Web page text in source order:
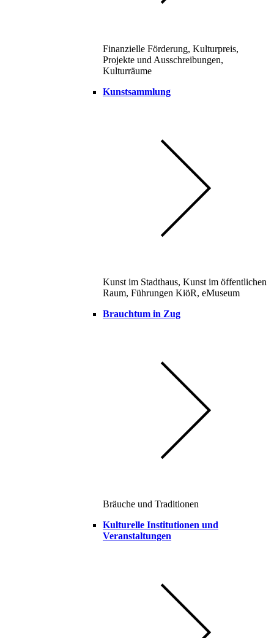
Finanzielle Förderung, Kulturpreis,
Projekte und Ausschreibungen,
Kulturräume
Kunstsammlung
Kunst im Stadthaus, Kunst im öffentlichen
Raum, Führungen KiöR, eMuseum
Brauchtum in Zug
Bräuche und Traditionen
Kulturelle Institutionen und
Veranstaltungen